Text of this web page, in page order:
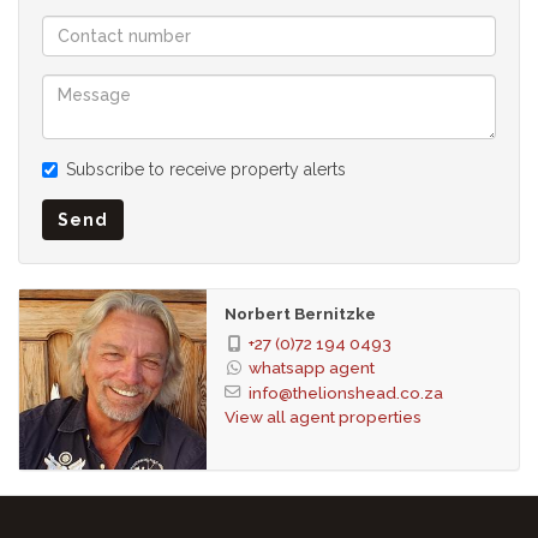
die Bree und Loop Street verbindet, werden in ihrem alten
Glanz wiederhergestellt.
Inspiriert vom Charme der Loop Street, bieten die oberen
Stahlbalkone. Quadratische Balustraden aus weißen
Betonsteinen im unteren Bereich von ELEVENONB schaffen
einen fließenden Übergang zwischen Innen- und Außenraum.
Licht tanzt auf massiven Strukturen. An die Orphan Lane
grenzt eine öffentliche Passage, ein Ort zum Verweilen oder
für einen Kaffee zum Mitnehmen. Abends erwarten Sie
Ambiente, erlesene Weine und gehobene Gastronomie.
ELEVENONB bietet:
• Spektakuläre Aussicht auf den Tafelberg, den Lion’s Head,
den Signal Hill und die Lichter der Stadt bei Nacht.
Subscribe to receive property alerts
Send
Norbert Bernitzke
+27 (0)72 194 0493
whatsapp agent
info@thelionshead.co.za
View all agent properties